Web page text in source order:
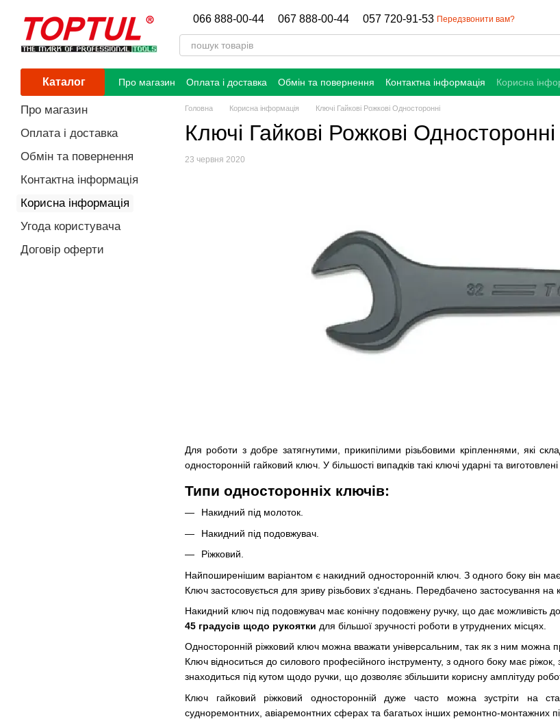
066 888-00-44 067 888-00-44 057 720-91-53 Передзвонити вам?
Каталог Про магазин Оплата і доставка Обмін та повернення Контактна інформація Корисна
Головна Корисна інформація Ключі Гайкові Рожкові Односторонні
Ключі Гайкові Рожкові Односторонні
23 червня 2020
Для роботи з добре затягнутими, прикипілими різьбовими кріпленнями, які
односторонній гайковий ключ. У більшості випадків такі ключі ударні та
Типи односторонніх ключів:
Накидний під молоток.
Накидний під подовжувач.
Ріжковий.
Найпоширенішим варіантом є накидний односторонній ключ. З одного боку він
Ключ застосовується для зриву різьбових з'єднань. Передбачено застосування
Накидний ключ під подовжувач має конічну подовжену ручку, що дає можливість
45 градусів щодо рукоятки для більшої зручності роботи в утруднених місцях.
Односторонній ріжковий ключ можна вважати універсальним, так як з ним можна
Ключ відноситься до силового професійного інструменту, з одного боку має
знаходиться під кутом щодо ручки, що дозволяє збільшити корисну амплітуду
Ключ гайковий ріжковий односторонній дуже часто можна зустріти на
судноремонтних, авіаремонтних сферах та багатьох інших ремонтно-монтажних
Про магазин
Оплата і доставка
Обмін та повернення
Контактна інформація
Корисна інформація
Угода користувача
Договір оферти